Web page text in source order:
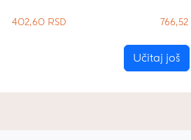
402,60 RSD 766,52
Učitaj još